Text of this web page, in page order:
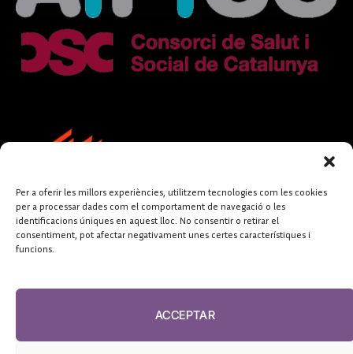
Per a oferir les millors experiències, utilitzem tecnologies com les cookies
per a processar dades com el comportament de navegació o les
identificacions úniques en aquest lloc. No consentir o retirar el
consentiment, pot afectar negativament unes certes característiques i
funcions.
ACCEPTAR
FUNDACIÓ